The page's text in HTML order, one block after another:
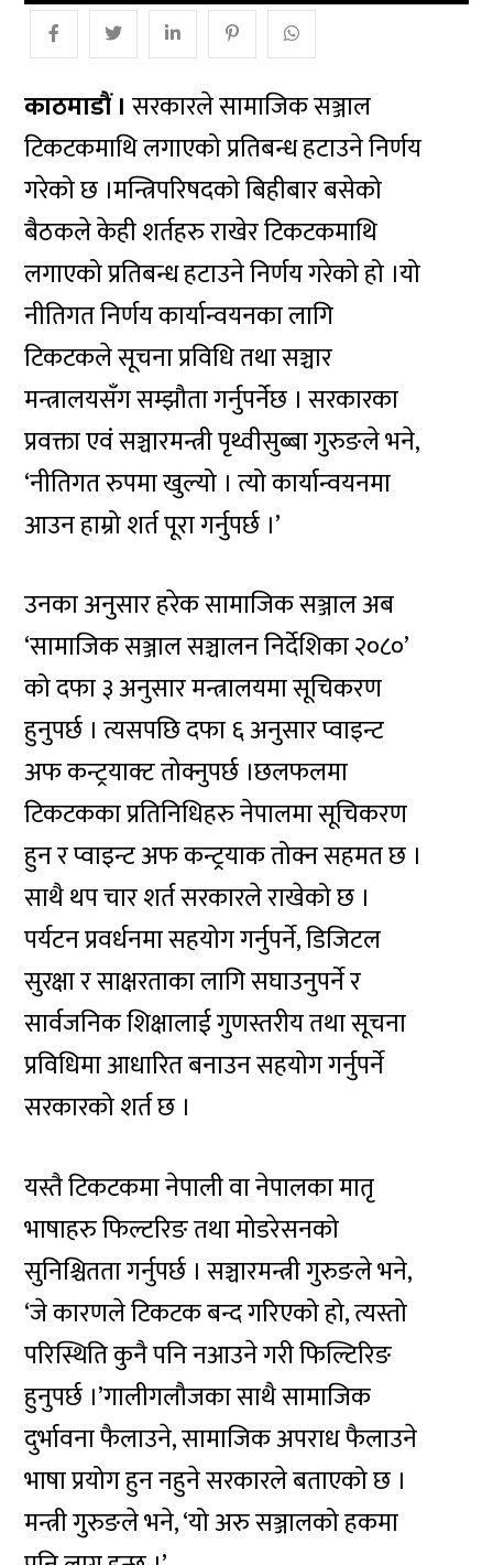
काठमाडौं । सरकारले सामाजिक सञ्जाल
टिकटकमाथि लगाएको प्रतिबन्ध हटाउने निर्णय
गरेको छ ।मन्त्रिपरिषदको बिहीबार बसेको
बैठकले केही शर्तहरु राखेर टिकटकमाथि
लगाएको प्रतिबन्ध हटाउने निर्णय गरेको हो ।यो
नीतिगत निर्णय कार्यान्वयनका लागि
टिकटकले सूचना प्रविधि तथा सञ्चार
मन्त्रालयसँग सम्झौता गर्नुपर्नेछ । सरकारका
प्रवक्ता एवं सञ्चारमन्त्री पृथ्वीसुब्बा गुरुङले भने,
‘नीतिगत रुपमा खुल्यो । त्यो कार्यान्वयनमा
आउन हाम्रो शर्त पूरा गर्नुपर्छ ।’
उनका अनुसार हरेक सामाजिक सञ्जाल अब
‘सामाजिक सञ्जाल सञ्चालन निर्देशिका २०८०’
को दफा ३ अनुसार मन्त्रालयमा सूचिकरण
हुनुपर्छ । त्यसपछि दफा ६ अनुसार प्वाइन्ट
अफ कन्ट्रयाक्ट तोक्नुपर्छ ।छलफलमा
टिकटकका प्रतिनिधिहरु नेपालमा सूचिकरण
हुन र प्वाइन्ट अफ कन्ट्रयाक तोक्न सहमत छ ।
साथै थप चार शर्त सरकारले राखेको छ ।
पर्यटन प्रवर्धनमा सहयोग गर्नुपर्ने, डिजिटल
सुरक्षा र साक्षरताका लागि सघाउनुपर्ने र
सार्वजनिक शिक्षालाई गुणस्तरीय तथा सूचना
प्रविधिमा आधारित बनाउन सहयोग गर्नुपर्ने
सरकारको शर्त छ ।
यस्तै टिकटकमा नेपाली वा नेपालका मातृ
भाषाहरु फिल्टरिङ तथा मोडरेसनको
सुनिश्चितता गर्नुपर्छ । सञ्चारमन्त्री गुरुङले भने,
‘जे कारणले टिकटक बन्द गरिएको हो, त्यस्तो
परिस्थिति कुनै पनि नआउने गरी फिल्टिरिङ
हुनुपर्छ ।’गालीगलौजका साथै सामाजिक
दुर्भावना फैलाउने, सामाजिक अपराध फैलाउने
भाषा प्रयोग हुन नहुने सरकारले बताएको छ ।
मन्त्री गुरुङले भने, ‘यो अरु सञ्जालको हकमा